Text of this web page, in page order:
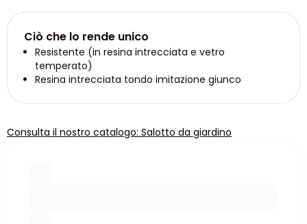
Ciò che lo rende unico
Resistente (in resina intrecciata e vetro
temperato)
Resina intrecciata tondo imitazione giunco
Consulta il nostro catalogo: Salotto da giardino